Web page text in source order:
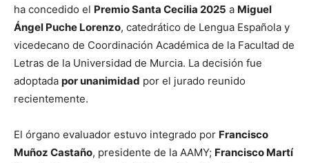
ha concedido el Premio Santa Cecilia 2025 a Miguel
Ángel Puche Lorenzo, catedrático de Lengua Española y
vicedecano de Coordinación Académica de la Facultad de
Letras de la Universidad de Murcia. La decisión fue
adoptada por unanimidad por el jurado reunido
recientemente.
El órgano evaluador estuvo integrado por Francisco
Muñoz Castaño, presidente de la AAMY; Francisco Martí